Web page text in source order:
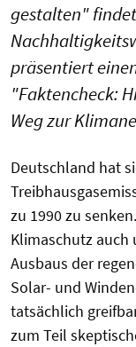
gestalten"
präsentiert
"Faktencheck:
Weg zur
Deutschland hat
zu 1990 zu
Klimaschutz auch
Ausbaus der
Solar- und
tatsächlich
zum Teil